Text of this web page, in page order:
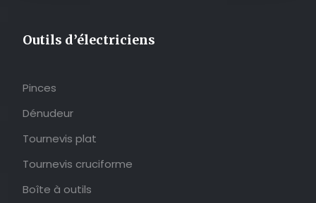
Outils d’électriciens
Pinces
Dénudeur
Tournevis plat
Tournevis cruciforme
Boîte à outils